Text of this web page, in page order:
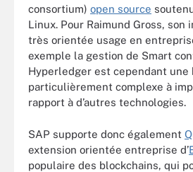
consortium) open source
Linux. Pour Raimund Gross, son
très orientée usage en
exemple la gestion de Smart
Hyperledger est cependant une
particulièrement complexe à
rapport à d’autres technologies.
SAP supporte donc également
extension orientée entreprise d’
populaire des blockchains, qui